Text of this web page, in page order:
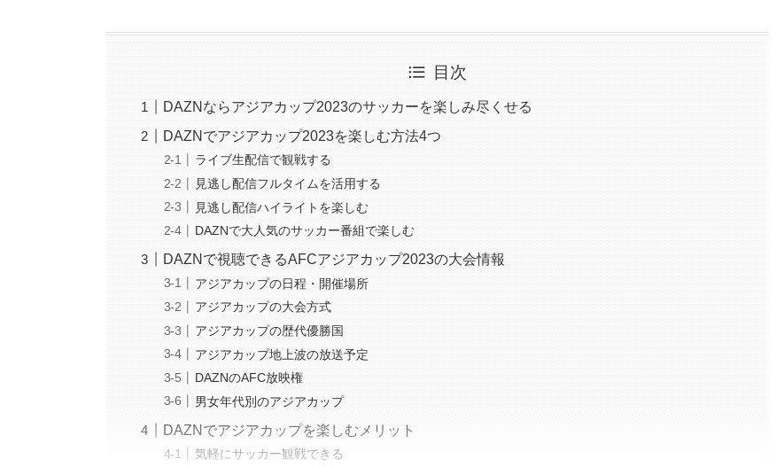
目次
DAZNならアジアカップ2023のサッカーを楽しみ尽くせる
DAZNでアジアカップ2023を楽しむ方法4つ
ライブ生配信で観戦する
見逃し配信フルタイムを活用する
見逃し配信ハイライトを楽しむ
DAZNで大人気のサッカー番組で楽しむ
DAZNで視聴できるAFCアジアカップ2023の大会情報
アジアカップの日程・開催場所
アジアカップの大会方式
アジアカップの歴代優勝国
アジアカップ地上波の放送予定
DAZNのAFC放映権
男女年代別のアジアカップ
DAZNでアジアカップを楽しむメリット
気軽にサッカー観戦できる